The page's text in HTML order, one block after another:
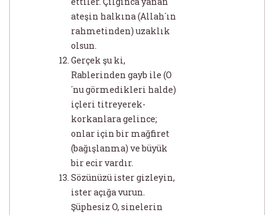
ateşin halkına (Allah´ın
rahmetinden) uzaklık
olsun.
Gerçek şu ki,
Rablerinden gayb ile (O
´nu görmedikleri halde)
içleri titreyerek-
korkanlara gelince;
onlar için bir mağfiret
(bağışlanma) ve büyük
bir ecir vardır.
Sözünüzü ister gizleyin,
ister açığa vurun.
Şüphesiz O, sinelerin